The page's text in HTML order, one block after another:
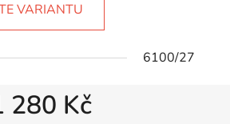
VARIANTU
6100/27
280 Kč